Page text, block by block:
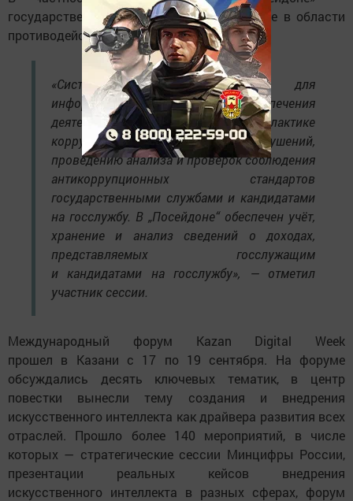
государственной информационной системе в области
противодействия коррупции.
«Система предназначена для
информационно-аналитического обеспечения
деятельности по профилактике
коррупционных правонарушений,
проведению анализа и проверок соблюдения
антикоррупционных стандартов
государственными службами и кандидатами
на госслужбу. В „Посейдоне“ обеспечен учёт,
хранение и анализ сведений о доходах,
представляемых госслужащим
и кандидатами на госслужбу», — отметил
участник сессии.
Международный форум Kazan Digital Week
прошел в Казани с 17 по 19 сентября. На форуме
обсуждались десять ключевых тематик, в центр
повестки вынесли тему создания и внедрения
искусственного интеллекта как драйвера развития всех
отраслей. Прошло более 140 мероприятий, в числе
которых — стратегические сессии Минцифры России,
презентации реальных кейсов внедрения
искусственного интеллекта в разных сферах, форум